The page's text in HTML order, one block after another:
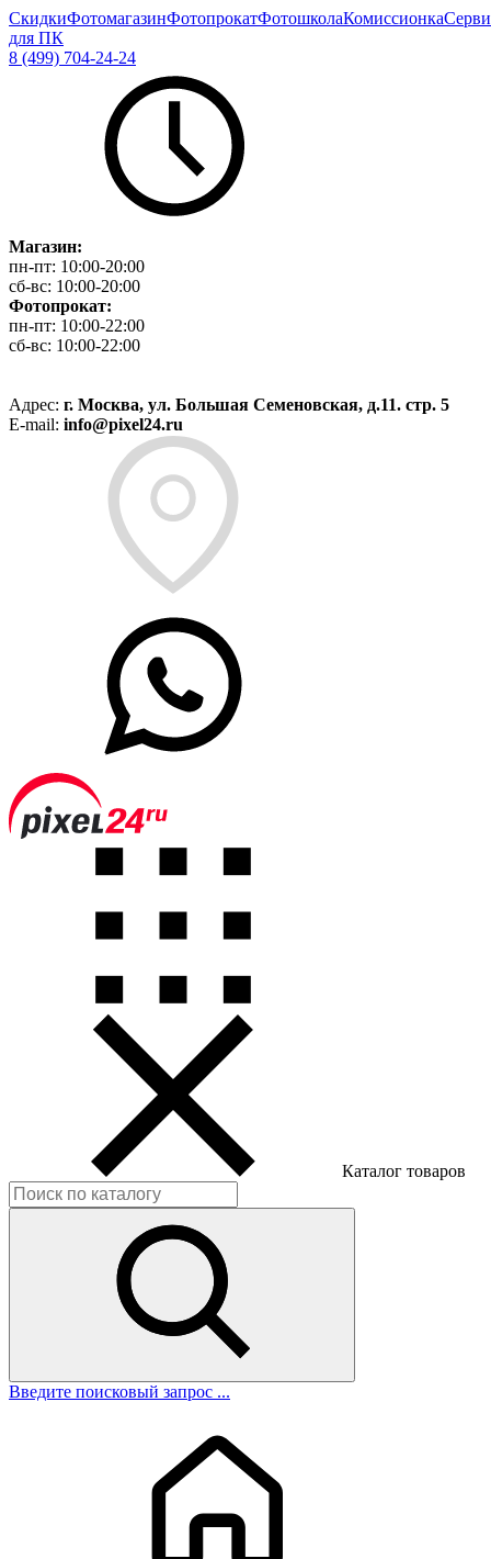
СкидкиФотомагазинФотопрокатФотошколаКомиссионка
для ПК
8 (499) 704-24-24
Магазин:
пн-пт: 10:00-20:00
сб-вс: 10:00-20:00
Фотопрокат:
пн-пт: 10:00-22:00
сб-вс: 10:00-22:00
Адрес: г. Москва, ул. Большая Семеновская, д.11. стр. 5
E-mail: info@pixel24.ru
Каталог товаров
Введите поисковый запрос ...